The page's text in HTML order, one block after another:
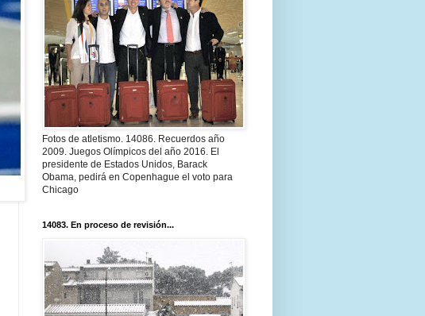
Fotos de atletismo. 14086. Recuerdos año
2009. Juegos Olímpicos del año 2016. El
presidente de Estados Unidos, Barack
Obama, pedirá en Copenhague el voto para
Chicago
14083. En proceso de revisión...